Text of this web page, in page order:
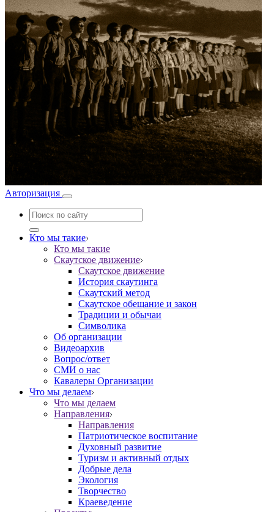
Авторизация
Кто мы такие
Кто мы такие
Скаутское движение
Скаутское движение
История скаутинга
Скаутский метод
Скаутское обещание и закон
Традиции и обычаи
Символика
Об организации
Видеоархив
Вопрос/ответ
СМИ о нас
Кавалеры Организации
Что мы делаем
Что мы делаем
Направления
Направления
Патриотическое воспитание
Духовный развитие
Туризм и активный отдых
Добрые дела
Экология
Творчество
Краеведение